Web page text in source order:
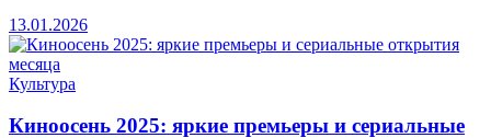
13.01.2026
Культура
Киноосень 2025: яркие премьеры и сериальные